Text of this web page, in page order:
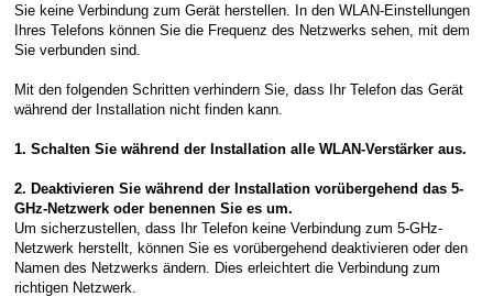
Sie keine Verbindung zum Gerät herstellen. In den WLAN-Einstellungen
Ihres Telefons können Sie die Frequenz des Netzwerks sehen, mit dem
Sie verbunden sind.
Mit den folgenden Schritten verhindern Sie, dass Ihr Telefon das Gerät
während der Installation nicht finden kann.
1. Schalten Sie während der Installation alle WLAN-Verstärker aus.
2. Deaktivieren Sie während der Installation vorübergehend das 5-
GHz-Netzwerk oder benennen Sie es um.
Um sicherzustellen, dass Ihr Telefon keine Verbindung zum 5-GHz-
Netzwerk herstellt, können Sie es vorübergehend deaktivieren oder den
Namen des Netzwerks ändern. Dies erleichtert die Verbindung zum
richtigen Netzwerk.